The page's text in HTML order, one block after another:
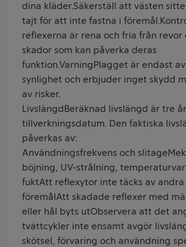
dina kläder.Säkerställ att västen
tajt för att inte fastna i
reflexerna är rena och fria från revor
skador som kan påverka deras
funktion.VarningPlagget är endast
synlighet och erbjuder inget skydd
av risker.
LivslängdBeräknad livslängd är tre
tillverkningsdatum. Den faktiska
påverkas av:
Användningsfrekvens och
böjning, UV-strålning,
fuktAtt reflexytor inte täcks av
föremålAtt skadade reflexer med
eller hål byts utObservera att det
tvättcykler inte ensamt avgör
skötsel, förvaring och användning